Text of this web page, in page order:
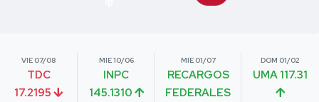
VIE 07/08
TDC
17.2195
MIE 10/06
INPC
145.1310
MIE 01/07
RECARGOS
FEDERALES
DOM 01/02
UMA 117.31